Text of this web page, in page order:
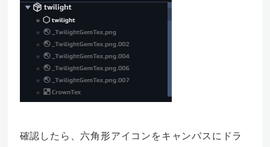
確認したら、六角形アイコンをキャンバスにドラ